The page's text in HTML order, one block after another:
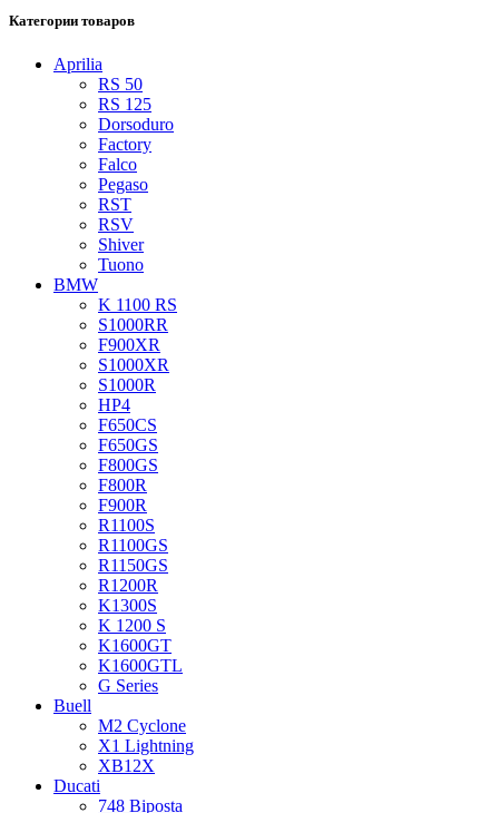
Категории товаров
Aprilia
RS 50
RS 125
Dorsoduro
Factory
Falco
Pegaso
RST
RSV
Shiver
Tuono
BMW
K 1100 RS
S1000RR
F900XR
S1000XR
S1000R
HP4
F650CS
F650GS
F800GS
F800R
F900R
R1100S
R1100GS
R1150GS
R1200R
K1300S
K 1200 S
K1600GT
K1600GTL
G Series
Buell
M2 Cyclone
X1 Lightning
XB12X
Ducati
748 Biposta